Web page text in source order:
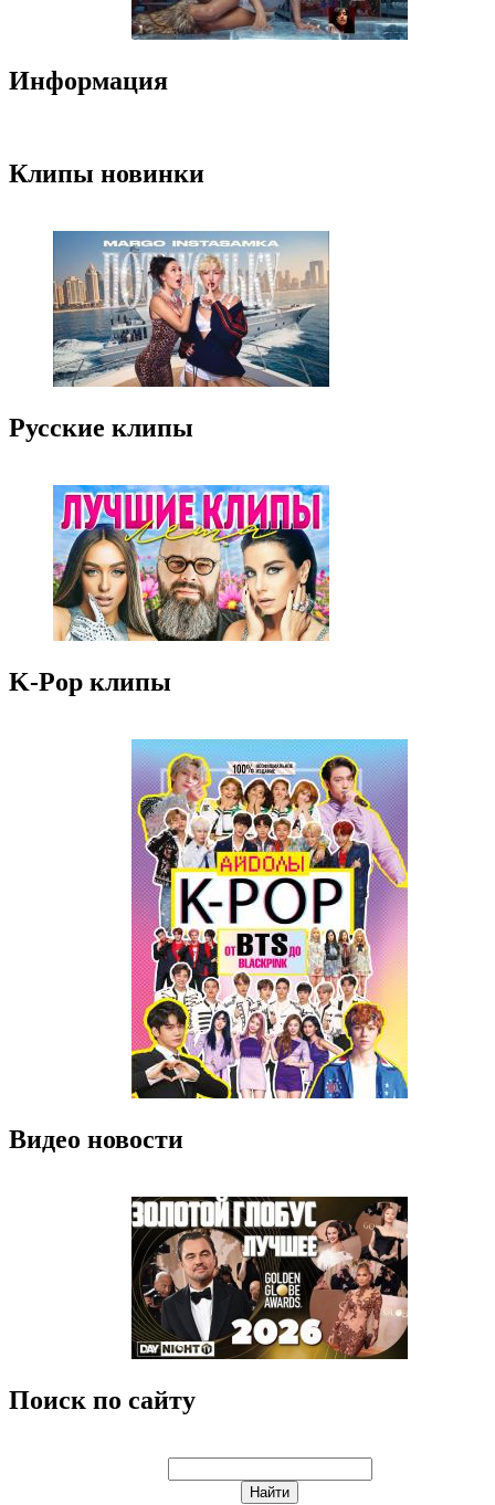
Информация
Клипы новинки
Русские клипы
K-Pop клипы
Видео новости
Поиск по сайту